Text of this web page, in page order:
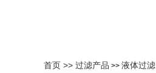
首页 >> 过滤产品 >> 液体过滤